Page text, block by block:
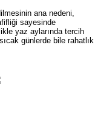
ana nedeni,
sayesinde
yaz aylarında tercih
günlerde bile rahatlık
zengin bir ürün
sektörde
hem günlük yaşamda
her gardıropta en az bir
büyük bir çeşitlilik